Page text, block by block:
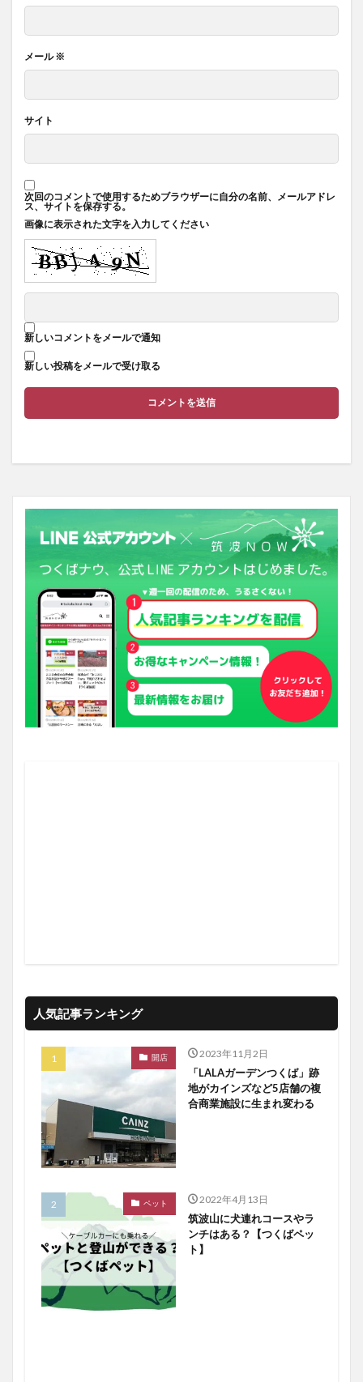
メール※
サイト
次回のコメントで使用するためブラウザーに自分の名前、メールアドレ
ス、サイトを保存する。
画像に表示された文字を入力してください
新しいコメントをメールで通知
新しい投稿をメールで受け取る
人気記事ランキング
開店 2023年11月2日
「LALAガーデンつくば」跡
地がカインズなど5店舗の複
合商業施設に生まれ変わる
ペット 2022年4月13日
筑波山に犬連れコースやラ
ンチはある？【つくばペッ
ト】